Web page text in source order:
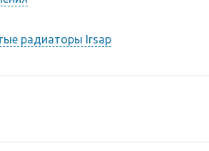
радиаторы Irsap